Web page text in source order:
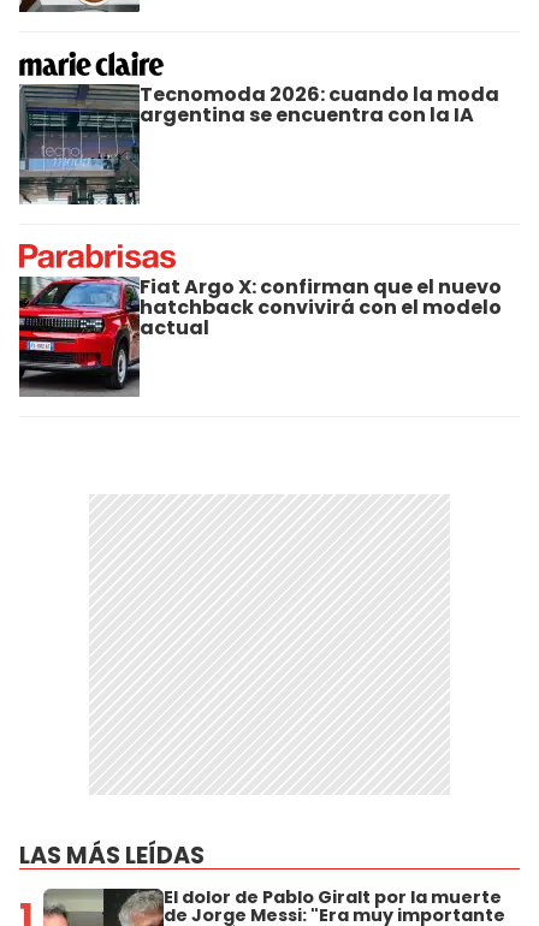
Tecnomoda 2026: cuando la moda
argentina se encuentra con la IA
Fiat Argo X: confirman que el nuevo
hatchback convivirá con el modelo
actual
LAS MÁS LEÍDAS
El dolor de Pablo Giralt por la muerte
de Jorge Messi: "Era muy importante